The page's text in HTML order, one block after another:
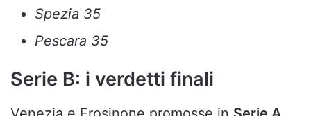
Spezia 35
Pescara 35
Serie B: i verdetti finali